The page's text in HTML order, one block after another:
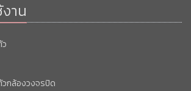
งาน
วกล้องวงจรปิด